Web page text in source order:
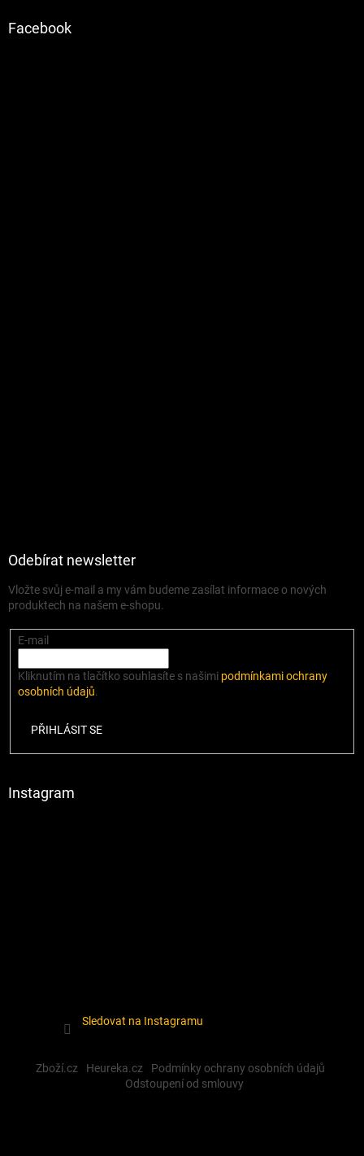
Facebook
Odebírat newsletter
Vložte svůj e-mail a my vám budeme zasílat informace o nových
produktech na našem e-shopu.
E-mail
Kliknutím na tlačítko souhlasíte s našimi podmínkami ochrany
osobních údajů.
PŘIHLÁSIT SE
Instagram
Sledovat na Instagramu
Zboží.cz Heureka.cz
Podmínky ochrany osobních údajů
Odstoupení od smlouvy